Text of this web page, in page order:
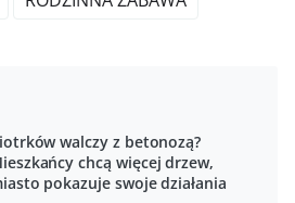
walczy z betonozą?
chcą więcej drzew,
pokazuje swoje działania